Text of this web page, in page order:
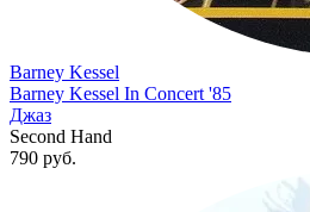
Barney Kessel
Barney Kessel In Concert '85
Джаз
Second Hand
790 руб.